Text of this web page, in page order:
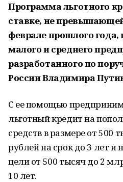
Программа льготного
ставке, не
феврале прошлого
малого и среднего
разработанного по
России Владимира
С ее помощью
льготный кредит на
средств в размере от 500
рублей на срок до 3 лет и
цели от 500 тысяч до 2
10 лет.